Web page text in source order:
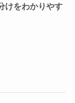
けをわかりやす